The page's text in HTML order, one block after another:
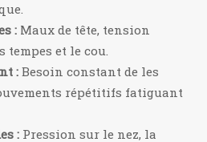
: Maux de tête, tension
tempes et le cou.
: Besoin constant de les
répétitifs fatiguant
: Pression sur le nez, la